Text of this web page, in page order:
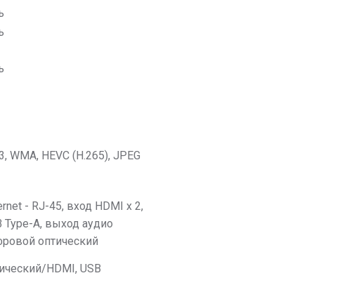
WMA, HEVC (H.265), JPEG
- RJ-45, вход HDMI x 2,
Type-A, выход аудио
оптический
HDMI, USB